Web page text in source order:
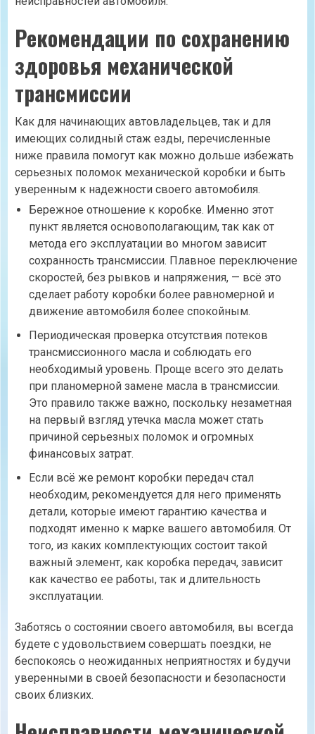
Рекомендации по сохранению
здоровья механической
трансмиссии
Как для начинающих автовладельцев, так и для
имеющих солидный стаж езды, перечисленные
ниже правила помогут как можно дольше избежать
серьезных поломок механической коробки и быть
уверенным к надежности своего автомобиля.
Бережное отношение к коробке. Именно этот
пункт является основополагающим, так как от
метода его эксплуатации во многом зависит
сохранность трансмиссии. Плавное переключение
скоростей, без рывков и напряжения, — всё это
сделает работу коробки более равномерной и
движение автомобиля более спокойным.
Периодическая проверка отсутствия потеков
трансмиссионного масла и соблюдать его
необходимый уровень. Проще всего это делать
при планомерной замене масла в трансмиссии.
Это правило также важно, поскольку незаметная
на первый взгляд утечка масла может стать
причиной серьезных поломок и огромных
финансовых затрат.
Если всё же ремонт коробки передач стал
необходим, рекомендуется для него применять
детали, которые имеют гарантию качества и
подходят именно к марке вашего автомобиля. От
того, из каких комплектующих состоит такой
важный элемент, как коробка передач, зависит
как качество ее работы, так и длительность
эксплуатации.
Заботясь о состоянии своего автомобиля, вы всегда
будете с удовольствием совершать поездки, не
беспокоясь о неожиданных неприятностях и будучи
уверенными в своей безопасности и безопасности
своих близких.